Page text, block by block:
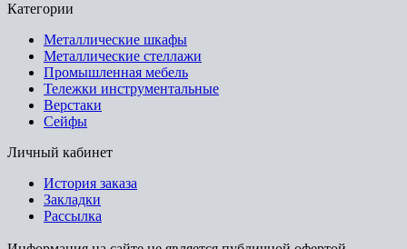
Категории
Металлические шкафы
Металлические стеллажи
Промышленная мебель
Тележки инструментальные
Верстаки
Сейфы
Личный кабинет
История заказа
Закладки
Рассылка